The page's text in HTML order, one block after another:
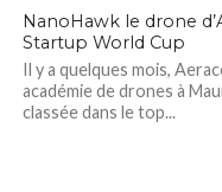
NanoHawk le drone
Startup World Cup
Il y a quelques mois,
académie de drones à
classée dans le top...